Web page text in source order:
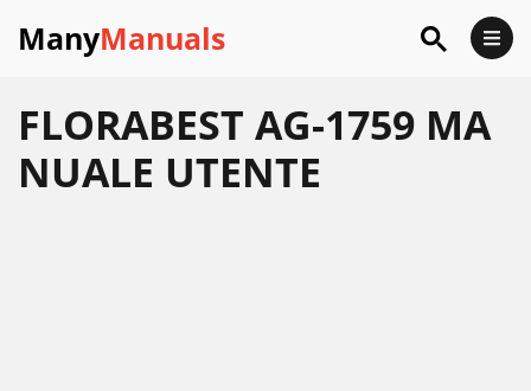
ManyManuals
FLORABEST AG-1759 MA
NUALE UTENTE